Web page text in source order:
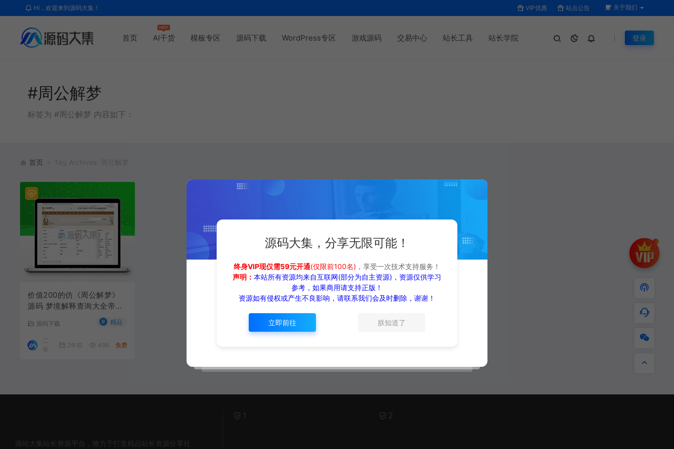
HI，欢迎来到源码大集！ VIP优惠 站点公告 关于我们
首页 AI干货 模板专区 源码下载 WordPress专区 游戏源码 交易中心 站长工具 站长学院 登录
#周公解梦
标签为 #周公解梦 内容如下：
首页
价值200的仿《周公解梦》
源码 梦境解释查询大全帝国
源码下载 # 精品
2年前 498 免费
源站大集站长资源平台，致力于打造精品站长资源分享社
1 2
源码大集，分享无限可能！
终身VIP现仅需59元开通(仅限前100名) ，享受一次技术支持服务！
声明： 本站所有资源均来自互联网(部分为自主资源)，资源仅供学习
参考，如果商用请支持正版！
资源如有侵权或产生不良影响，请联系我们会及时删除，谢谢！
立即前往 朕知道了